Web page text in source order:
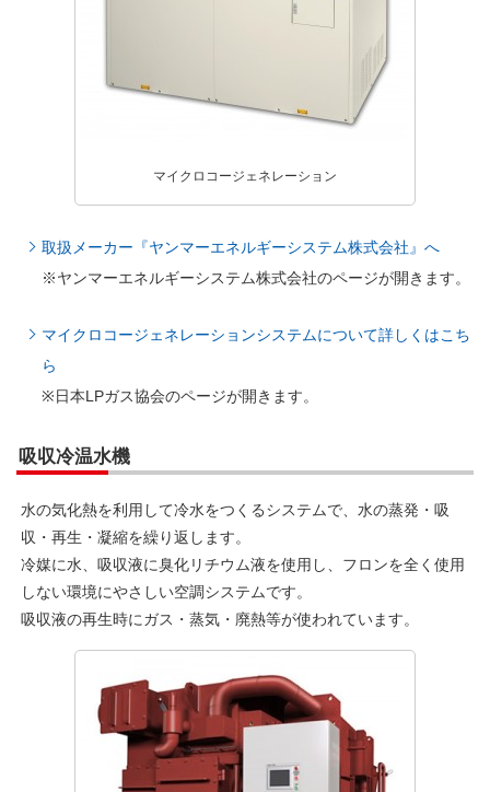
マイクロコージェネレーション
取扱メーカー『ヤンマーエネルギーシステム株式会社』へ
※ヤンマーエネルギーシステム株式会社のページが開きます。
マイクロコージェネレーションシステムについて詳しくはこち
ら
※日本LPガス協会のページが開きます。
吸収冷温水機
水の気化熱を利用して冷水をつくるシステムで、水の蒸発・吸
収・再生・凝縮を繰り返します。
冷媒に水、吸収液に臭化リチウム液を使用し、フロンを全く使用
しない環境にやさしい空調システムです。
吸収液の再生時にガス・蒸気・廃熱等が使われています。